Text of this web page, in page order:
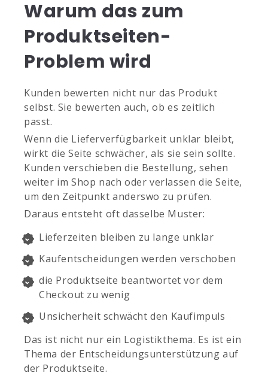
Warum das zum
Produktseiten-
Problem wird
Kunden bewerten nicht nur das Produkt
selbst. Sie bewerten auch, ob es zeitlich
passt.
Wenn die Lieferverfügbarkeit unklar bleibt,
wirkt die Seite schwächer, als sie sein sollte.
Kunden verschieben die Bestellung, sehen
weiter im Shop nach oder verlassen die Seite,
um den Zeitpunkt anderswo zu prüfen.
Daraus entsteht oft dasselbe Muster:
Lieferzeiten bleiben zu lange unklar
Kaufentscheidungen werden verschoben
die Produktseite beantwortet vor dem
Checkout zu wenig
Unsicherheit schwächt den Kaufimpuls
Das ist nicht nur ein Logistikthema. Es ist ein
Thema der Entscheidungsunterstützung auf
der Produktseite.